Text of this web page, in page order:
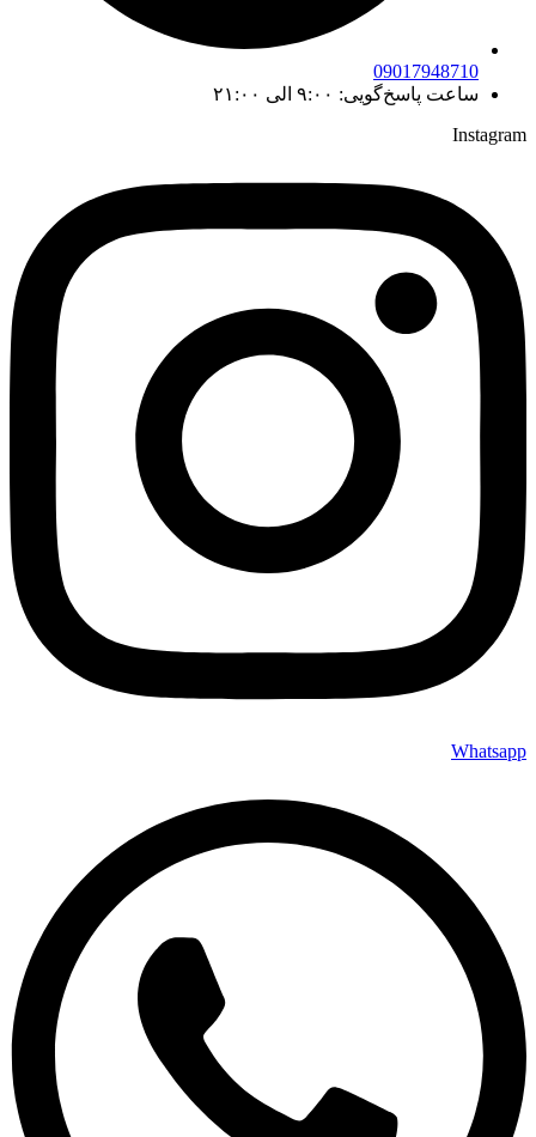
09017948710
ساعت پاسخ‌گویی: ۹:۰۰ الی ۲۱:۰۰
Instagram
Whatsapp